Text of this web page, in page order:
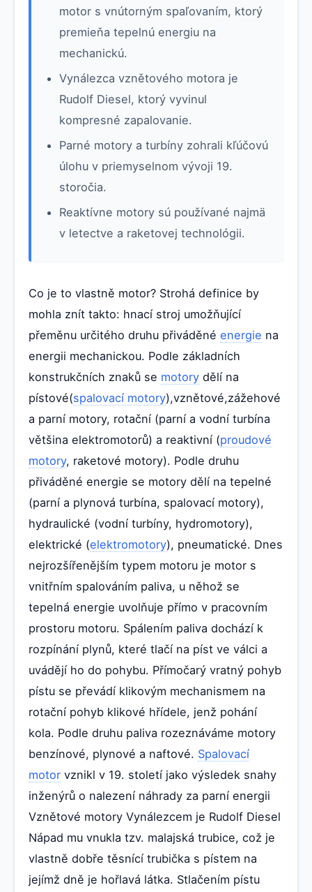
motor s vnútorným spaľovaním, ktorý
premieňa tepelnú energiu na
mechanickú.
Vynálezca vznětového motora je
Rudolf Diesel, ktorý vyvinul
kompresné zapalovanie.
Parné motory a turbíny zohrali kľúčovú
úlohu v priemyselnom vývoji 19.
storočia.
Reaktívne motory sú používané najmä
v letectve a raketovej technológii.
Co je to vlastně motor? Strohá definice by
mohla znít takto: hnací stroj umožňující
přeměnu určitého druhu přiváděné energie na
energii mechanickou. Podle základních
konstrukčních znaků se motory dělí na
pístové(spalovací motory),vznětové,zážehové
a parní motory, rotační (parní a vodní turbína
většina elektromotorů) a reaktivní (proudové
motory, raketové motory). Podle druhu
přiváděné energie se motory dělí na tepelné
(parní a plynová turbína, spalovací motory),
hydraulické (vodní turbíny, hydromotory),
elektrické (elektromotory), pneumatické. Dnes
nejrozšířenějším typem motoru je motor s
vnitřním spalováním paliva, u něhož se
tepelná energie uvolňuje přímo v pracovním
prostoru motoru. Spálením paliva dochází k
rozpínání plynů, které tlačí na píst ve válci a
uvádějí ho do pohybu. Přímočarý vratný pohyb
pístu se převádí klikovým mechanismem na
rotační pohyb klikové hřídele, jenž pohání
kola. Podle druhu paliva rozeznáváme motory
benzínové, plynové a naftové. Spalovací
motor vznikl v 19. století jako výsledek snahy
inženýrů o nalezení náhrady za parní energii
Vznětové motory Vynálezcem je Rudolf Diesel
Nápad mu vnukla tzv. malajská trubice, což je
vlastně dobře těsnící trubička s pístem na
jejímž dně je hořlavá látka. Stlačením pístu